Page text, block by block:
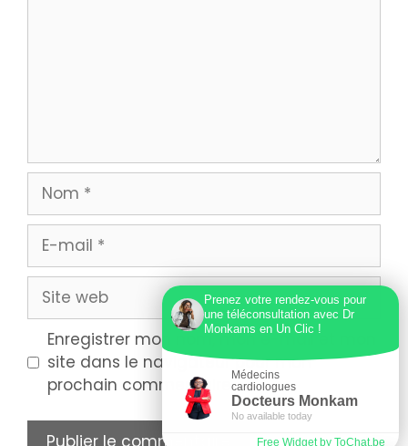
Enregistrer mon nom, mon e-mail et mon
site dans le navigateur pour mon
prochain commentaire.
Prenez votre rendez-vous pour
une téléconsultation avec Dr
Monkams en Un Clic !
Médecins
cardiologues
Docteurs Monkam
No available today
Free Widget by ToChat.be